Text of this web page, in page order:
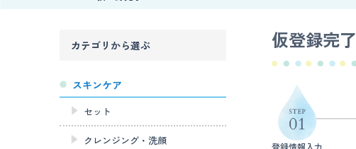
仮登録完了
登録情報入力
カテゴリから選ぶ
スキンケア
セット
クレンジング・洗顔